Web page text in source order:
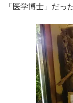
「医学博士」だっ